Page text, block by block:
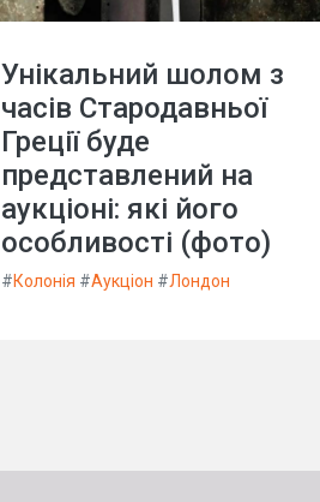
Унікальний шолом з
часів Стародавньої
Греції буде
представлений на
аукціоні: які його
особливості (фото)
#Колонія #Аукціон #Лондон